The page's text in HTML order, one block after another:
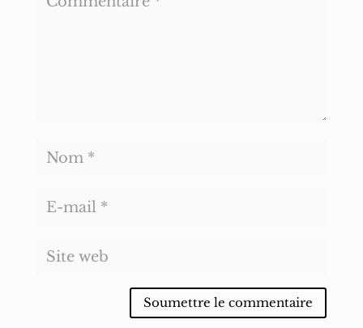
Soumettre le commentaire